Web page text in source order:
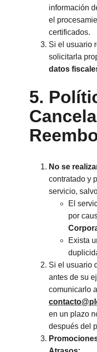
información
el
certificados.
Si el usuario
solicitarla
datos
5.
No se
contratado y
servicio,
El
por
Exista
Si el usuario
antes de su
comunicarlo a
en un plazo
después del